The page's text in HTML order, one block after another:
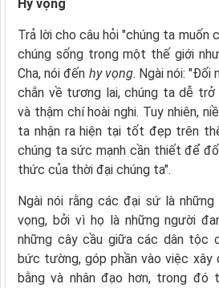
Hy vọng
Trả lời cho câu hỏi "chúng ta muốn
chúng sống trong một thế giới
Cha, nói đến hy vọng. Ngài nói: "Đối
chắn về tương lai, chúng ta dễ trở
và thậm chí hoài nghi. Tuy nhiên,
ta nhận ra hiện tại tốt đẹp trên
chúng ta sức mạnh cần thiết để
thức của thời đại chúng ta".
Ngài nói rằng các đại sứ là những
vọng, bởi vì họ là những người
những cây cầu giữa các dân tộc
bức tường, góp phần vào việc xây
bằng và nhân đạo hơn, trong đó